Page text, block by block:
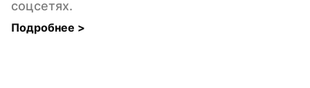
соцсетях.
Подробнее >